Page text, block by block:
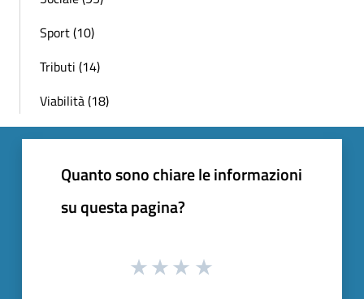
Sport (10)
Tributi (14)
Viabilità (18)
Quanto sono chiare le informazioni
su questa pagina?